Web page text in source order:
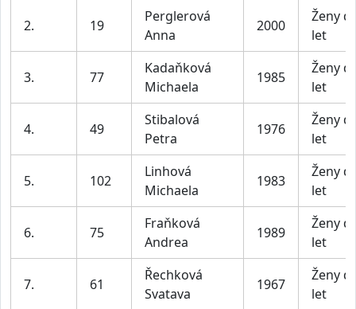
2. 19
Perglerová
Anna
2000
Ženy
let
3. 77
Kadaňková
Michaela
1985
Ženy
let
4. 49
Stibalová
Petra
1976
Ženy
let
5. 102
Linhová
Michaela
1983
Ženy
let
6. 75
Fraňková
Andrea
1989
Ženy
let
7. 61
Řechková
Svatava
1967
Ženy
let